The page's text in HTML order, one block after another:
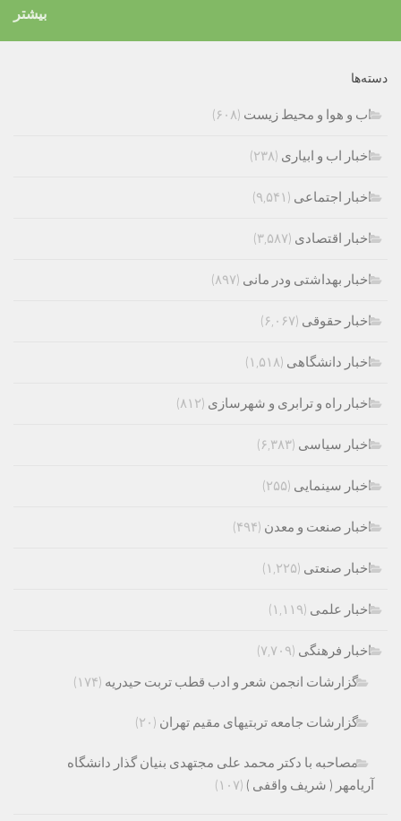
بیشتر
دسته‌ها
اب و هوا و محیط زیست (۶۰۸)
اخبار اب و ابیاری (۲۳۸)
اخبار اجتماعی (۹,۵۴۱)
اخبار اقتصادی (۳,۵۸۷)
اخبار بهداشتی ودر مانی (۸۹۷)
اخبار حقوقی (۶,۰۶۷)
اخبار دانشگاهی (۱,۵۱۸)
اخبار راه و ترابری و شهرسازی (۸۱۲)
اخبار سیاسی (۶,۳۸۳)
اخبار سینمایی (۲۵۵)
اخبار صنعت و معدن (۴۹۴)
اخبار صنعتی (۱,۲۲۵)
اخبار علمی (۱,۱۱۹)
اخبار فرهنگی (۷,۷۰۹)
گزارشات انجمن شعر و ادب قطب تربت حیدریه (۱۷۴)
گزارشات جامعه تربتیهای مقیم تهران (۲۰)
مصاحبه با دکتر محمد علی مجتهدی بنیان گذار دانشگاه
آریامهر ( شریف واقفی ) (۱۰۷)